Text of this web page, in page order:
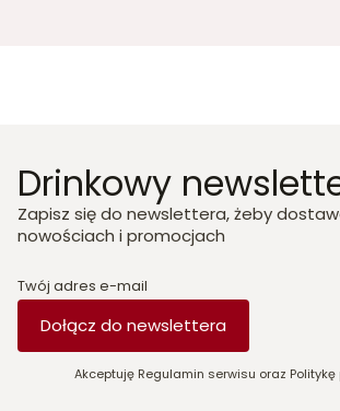
Drinkowy
Zapisz się do newslettera, żeby
nowościach i promocjach
Twój adres e-mail
Dołącz do newslettera
Akceptuję Regulamin serwisu oraz